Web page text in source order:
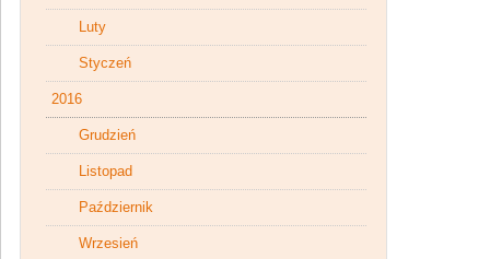
Luty
Styczeń
2016
Grudzień
Listopad
Październik
Wrzesień